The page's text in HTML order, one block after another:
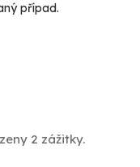
případ.
2 zážitky.